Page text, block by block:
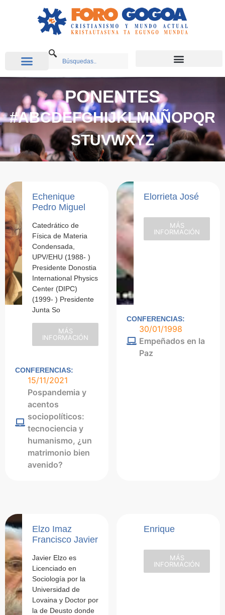
PONENTES
#ABCDEFGHIJKLMNÑOPQR
STUVWXYZ
Echenique
Pedro Miguel
Catedrático de
Física de Materia
Condensada,
UPV/EHU (1988- )
Presidente Donostia
International Physics
Center (DIPC)
(1999- ) Presidente
Junta So
MÁS
INFORMACIÓN
CONFERENCIAS:
15/11/2021
Pospandemia y
acentos
sociopolíticos:
tecnociencia y
humanismo, ¿un
matrimonio bien
avenido?
Elorrieta José
MÁS
INFORMACIÓN
CONFERENCIAS:
30/01/1998
Empeñados en la
Paz
Elzo Imaz
Francisco Javier
Javier Elzo es
Licenciado en
Sociología por la
Universidad de
Lovaina y Doctor por
la de Deusto donde
Enrique
MÁS
INFORMACIÓN